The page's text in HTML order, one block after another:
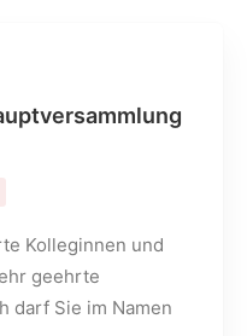
Kolleginnen und
geehrte
darf Sie im Namen